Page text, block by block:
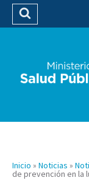
Buscar
Inicio » Noticias »
de prevención en la